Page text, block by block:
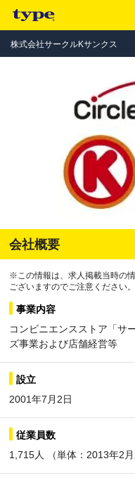
株式会社サークルKサンクス
会社概要
※この情報は、求人掲載当時の
ございますのでご注意ください。
事業内容
コンビニエンスストア「サ
ズ事業および店舗経営等
設立
2001年7月2日
従業員数
1,715人 （単体：2013年2月